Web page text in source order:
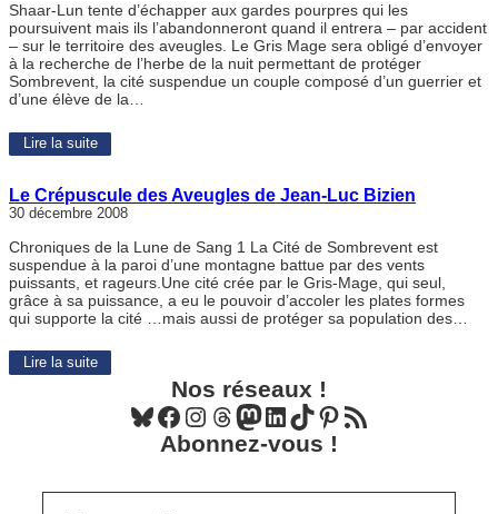
Shaar-Lun tente d’échapper aux gardes pourpres qui les
poursuivent mais ils l’abandonneront quand il entrera – par accident
– sur le territoire des aveugles. Le Gris Mage sera obligé d’envoyer
à la recherche de l’herbe de la nuit permettant de protéger
Sombrevent, la cité suspendue un couple composé d’un guerrier et
d’une élève de la…
Lire la suite
Le Crépuscule des Aveugles de Jean-Luc Bizien
30 décembre 2008
Chroniques de la Lune de Sang 1 La Cité de Sombrevent est
suspendue à la paroi d’une montagne battue par des vents
puissants, et rageurs.Une cité crée par le Gris-Mage, qui seul,
grâce à sa puissance, a eu le pouvoir d’accoler les plates formes
qui supporte la cité …mais aussi de protéger sa population des…
Lire la suite
Nos réseaux !
Bluesky Facebook Instagram Threads Mastodon LinkedIn TikTok Pinterest Flux RSS
Abonnez-vous !